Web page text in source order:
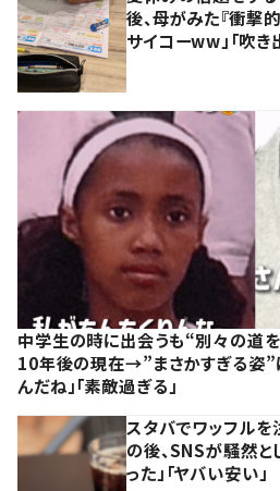
後、母がみた『衝撃
サイコーww」「吹
中学生の時に出会うも“別々の道
10年後の現在→”まさかすぎる姿”
んだね」「素敵過ぎる」
スタバでワッフルを
の後、SNSが騒然
った」「ヤバい安い」